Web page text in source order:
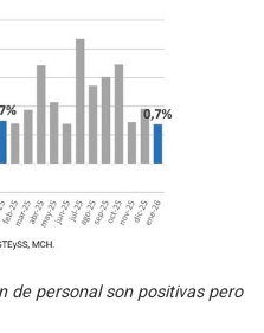
de personal son positivas pero